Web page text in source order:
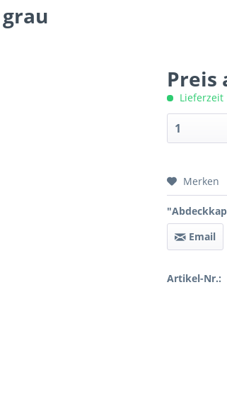
Preis
Lieferzeit
Preis
Merken
Email
Artikel-Nr.: